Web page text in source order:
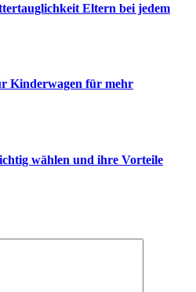
Eltern bei jedem
Kinderwagen für mehr
wählen und ihre Vorteile